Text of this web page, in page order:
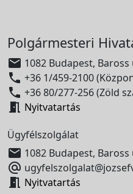
Polgármesteri
 1082 Budapest, Baross
 +36 1/459-2100
 +36 80/277-256 (Zöld
 Nyitvatartás
Ügyfélszolgálat
 1082 Budapest, Baross

 Nyitvatartás